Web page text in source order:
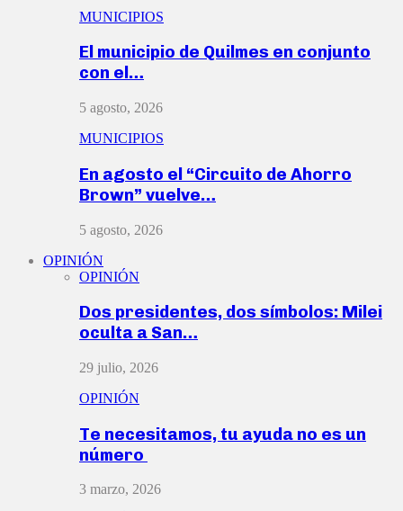
MUNICIPIOS
El municipio de Quilmes en conjunto
con el…
5 agosto, 2026
MUNICIPIOS
En agosto el “Circuito de Ahorro
Brown” vuelve…
5 agosto, 2026
OPINIÓN
OPINIÓN
Dos presidentes, dos símbolos: Milei
oculta a San…
29 julio, 2026
OPINIÓN
Te necesitamos, tu ayuda no es un
número
3 marzo, 2026